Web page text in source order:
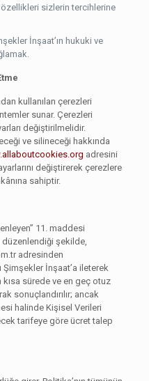
sizlerin tercihlerine
İnşaat’ın hukuki ve
kullanılan çerezleri
sunar. Çerezleri
değiştirilmelidir.
ve silineceği hakkında
adresini
değiştirerek çerezlere
sahiptir.
11. maddesi
düzenlendiği şekilde,
adresinden
İnşaat’a ileterek
sürede ve en geç otuz
sonuçlandırılır; ancak
halinde Kişisel Verileri
tarifeye göre ücret talep